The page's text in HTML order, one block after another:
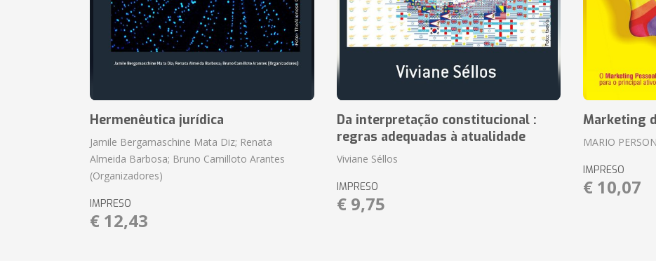
Hermenêutica jurídica
Jamile Bergamaschine Mata Diz; Renata
Almeida Barbosa; Bruno Camilloto Arantes
(Organizadores)
IMPRESO
€ 12,43
Da interpretação constitucional :
regras adequadas à atualidade
Viviane Séllos
IMPRESO
€ 9,75
Marketing
MARIO
IMPRESO
€ 10,07